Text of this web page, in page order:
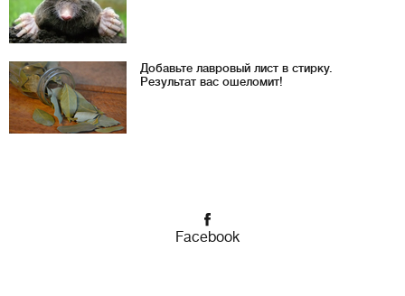
Добавьте лавровый лист в стирку.
Результат вас ошеломит!
Facebook